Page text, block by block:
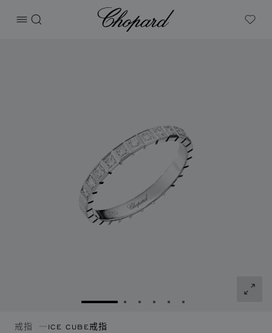
打开菜单
搜索
Chopard
My
转到幻灯片 1转到幻灯片 2
转到幻灯片 3
转到幻灯片 4
转到幻灯片 5
转到幻灯片 6
戒指 ICE CUBE戒指